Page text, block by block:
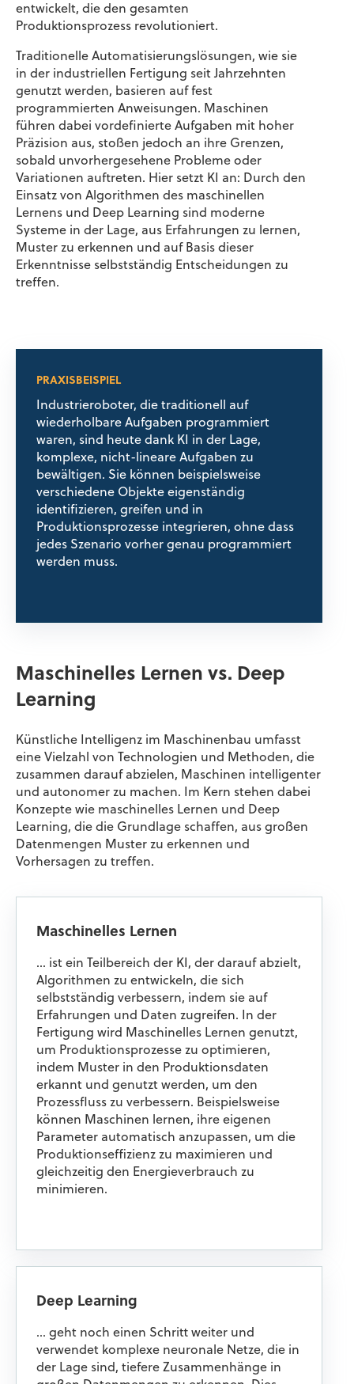
entwickelt, die den gesamten
Produktionsprozess revolutioniert.
Traditionelle Automatisierungslösungen, wie sie
in der industriellen Fertigung seit Jahrzehnten
genutzt werden, basieren auf fest
programmierten Anweisungen. Maschinen
führen dabei vordefinierte Aufgaben mit hoher
Präzision aus, stoßen jedoch an ihre Grenzen,
sobald unvorhergesehene Probleme oder
Variationen auftreten. Hier setzt KI an: Durch den
Einsatz von Algorithmen des maschinellen
Lernens und Deep Learning sind moderne
Systeme in der Lage, aus Erfahrungen zu lernen,
Muster zu erkennen und auf Basis dieser
Erkenntnisse selbstständig Entscheidungen zu
treffen.
PRAXISBEISPIEL
Industrieroboter, die traditionell auf
wiederholbare Aufgaben programmiert
waren, sind heute dank KI in der Lage,
komplexe, nicht-lineare Aufgaben zu
bewältigen. Sie können beispielsweise
verschiedene Objekte eigenständig
identifizieren, greifen und in
Produktionsprozesse integrieren, ohne dass
jedes Szenario vorher genau programmiert
werden muss.
Maschinelles Lernen vs. Deep
Learning
Künstliche Intelligenz im Maschinenbau umfasst
eine Vielzahl von Technologien und Methoden, die
zusammen darauf abzielen, Maschinen intelligenter
und autonomer zu machen. Im Kern stehen dabei
Konzepte wie maschinelles Lernen und Deep
Learning, die die Grundlage schaffen, aus großen
Datenmengen Muster zu erkennen und
Vorhersagen zu treffen.
Maschinelles Lernen
… ist ein Teilbereich der KI, der darauf abzielt,
Algorithmen zu entwickeln, die sich
selbstständig verbessern, indem sie auf
Erfahrungen und Daten zugreifen. In der
Fertigung wird Maschinelles Lernen genutzt,
um Produktionsprozesse zu optimieren,
indem Muster in den Produktionsdaten
erkannt und genutzt werden, um den
Prozessfluss zu verbessern. Beispielsweise
können Maschinen lernen, ihre eigenen
Parameter automatisch anzupassen, um die
Produktionseffizienz zu maximieren und
gleichzeitig den Energieverbrauch zu
minimieren.
Deep Learning
… geht noch einen Schritt weiter und
verwendet komplexe neuronale Netze, die in
der Lage sind, tiefere Zusammenhänge in